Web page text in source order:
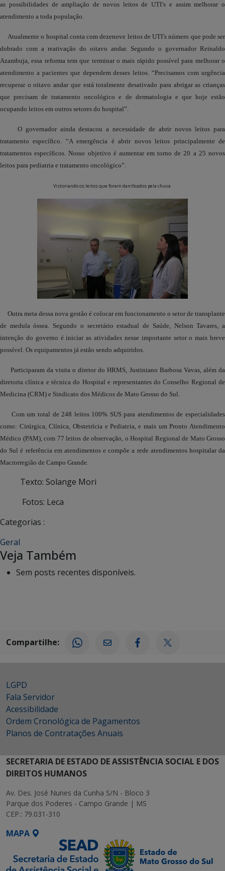
as possibilidades de ampliação de novos leitos de UTI’s e assim melhorar o
atendimento a toda população.
Atualmente o hospital conta com dezenove leitos de UTI’s número que pode ser
dobrado com a reativação do oitavo andar. Segundo o governador Reinaldo
Azambuja, essa reforma tem que terminar o mais rápido possível para melhorar o
atendimento a pacientes que dependem desses leitos. “Precisamos com urgência
recuperar o oitavo andar que está totalmente desativado para abrigar as crianças
que precisam de tratamento oncológico e de dermatologia e que hoje estão
ocupando leitos em outros setores do hospital”.
O governador ainda destacou a necessidade de abrir novos leitos para
tratamento específico. “A emergência é abrir novos leitos principalmente de
tratamentos específicos. Nosso objetivo é aumentar em torno de 20 a 25 novos
leitos para pediatria e tratamento oncológico”.
Vistoriando os leitos que foram danificados pela chuva
Outra meta dessa nova gestão é colocar em funcionamento o setor de transplante
de medula óssea. Segundo o secretário estadual de Saúde, Nelson Tavares, a
intenção do governo é iniciar as atividades nesse importante setor o mais breve
possível. Os equipamentos já estão sendo adquiridos.
Participaram da visita o diretor do HRMS, Justiniano Barbosa Vavas, além da
diretoria clínica e técnica do Hospital e representantes do Conselho Regional de
Medicina (CRM) e Sindicato dos Médicos de Mato Grosso do Sul.
Com um total de 248 leitos 100% SUS para atendimentos de especialidades
como: Cirúrgica, Clínica, Obstetrícia e Pediatria, e mais um Pronto Atendimento
Médico (PAM), com 77 leitos de observação, o Hospital Regional de Mato Grosso
do Sul é referência em atendimentos e compõe a rede atendimentos hospitalar da
Macrorregião de Campo Grande.
Texto: Solange Mori
Fotos: Leca
Categorias :
Geral
Veja Também
Sem posts recentes disponíveis.
Compartilhe:
LGPD
Fala Servidor
Acessibilidade
Ordem Cronológica de Pagamentos
Planos de Contratações Anuais
SECRETARIA DE ESTADO DE ASSISTÊNCIA SOCIAL E DOS
DIREITOS HUMANOS
Av. Des. José Nunes da Cunha S/N - Bloco 3
Parque dos Poderes - Campo Grande | MS
CEP.: 79.031-310
MAPA